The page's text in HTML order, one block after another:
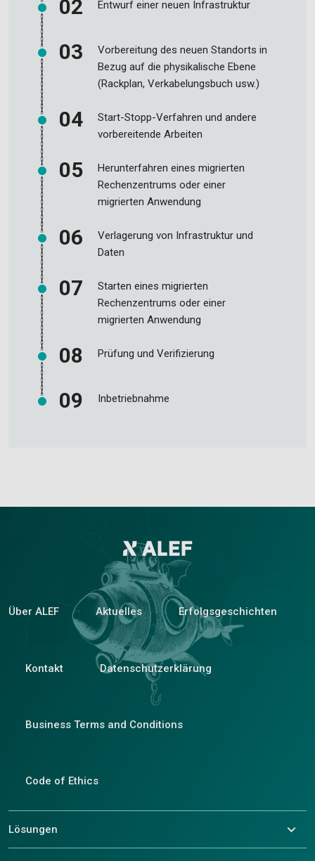
Entwurf einer neuen Infrastruktur
Vorbereitung des neuen Standorts in
Bezug auf die physikalische Ebene
(Rackplan, Verkabelungsbuch usw.)
Start-Stopp-Verfahren und andere
vorbereitende Arbeiten
Herunterfahren eines migrierten
Rechenzentrums oder einer
migrierten Anwendung
Verlagerung von Infrastruktur und
Daten
Starten eines migrierten
Rechenzentrums oder einer
migrierten Anwendung
Prüfung und Verifizierung
Inbetriebnahme
Über ALEF Aktuelles Erfolgsgeschichten
Kontakt Datenschutzerklärung
Business Terms and Conditions
Code of Ethics
Lösungen